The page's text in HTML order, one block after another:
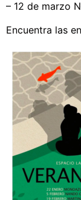
– 12 de marzo
Encuentra las